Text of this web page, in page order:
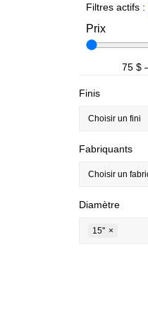
Filtres actifs :
Prix
75 $
Finis
Choisir un fini
Fabriquants
Choisir un
Diamètre
15'' ×